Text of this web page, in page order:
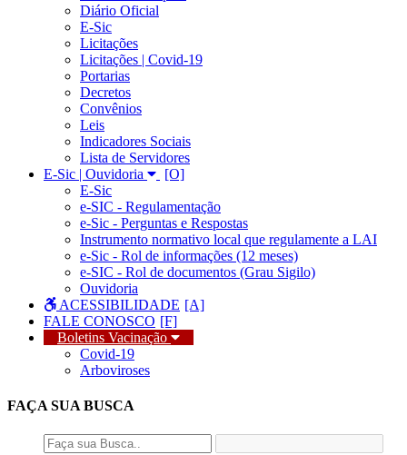
Diário Oficial
E-Sic
Licitações
Licitações | Covid-19
Portarias
Decretos
Convênios
Leis
Indicadores Sociais
Lista de Servidores
E-Sic | Ouvidoria
E-Sic
e-SIC - Regulamentação
e-Sic - Perguntas e Respostas
Instrumento normativo local que regulamente a LAI
e-Sic - Rol de informações (12 meses)
e-SIC - Rol de documentos (Grau Sigilo)
Ouvidoria
ACESSIBILIDADE
FALE CONOSCO
Boletins Vacinação
Covid-19
Arboviroses
FAÇA SUA BUSCA